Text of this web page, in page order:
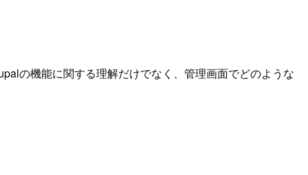
の機能に関する理解だけでなく、管理画面でどのような